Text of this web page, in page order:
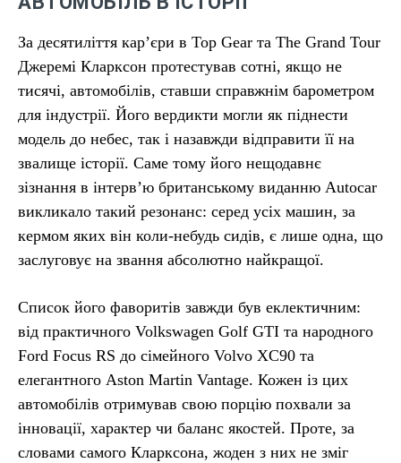
За десятиліття кар’єри в Top Gear та The Grand Tour
Джеремі Кларксон протестував сотні, якщо не
тисячі, автомобілів, ставши справжнім барометром
для індустрії. Його вердикти могли як піднести
модель до небес, так і назавжди відправити її на
звалище історії. Саме тому його нещодавнє
зізнання в інтерв’ю британському виданню Autocar
викликало такий резонанс: серед усіх машин, за
кермом яких він коли-небудь сидів, є лише одна, що
заслуговує на звання абсолютно найкращої.
Список його фаворитів завжди був еклектичним:
від практичного Volkswagen Golf GTI та народного
Ford Focus RS до сімейного Volvo XC90 та
елегантного Aston Martin Vantage. Кожен із цих
автомобілів отримував свою порцію похвали за
інновації, характер чи баланс якостей. Проте, за
словами самого Кларксона, жоден з них не зміг